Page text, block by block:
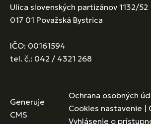
Ulica slovenských partizánov 1132/52
017 01 Považská Bystrica
IČO: 00161594
tel. č.: 042 / 4321 268
Generuje
CMS
Ochrana osobných
Cookies nastavenie |
Vyhlásenie o